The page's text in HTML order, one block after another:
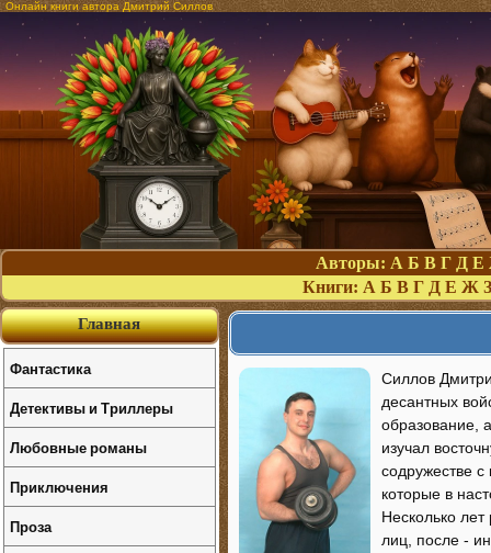
Онлайн книги автора Дмитрий Силлов
Авторы: А Б В Г Д Е
Книги: А Б В Г Д Е Ж З
Силлов
десантных
образование,
изучал
содружестве
которые в
Несколько
лиц, после -
Главная
Фантастика
Детективы и Триллеры
Любовные романы
Приключения
Проза